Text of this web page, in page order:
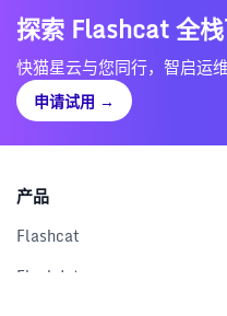
探索 Flashcat 全
快猫星云与您同行，智启运
申请试用 →
产品
Flashcat
Flashduty